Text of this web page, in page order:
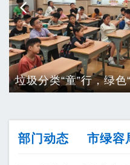
”于你
部门动态 市绿容